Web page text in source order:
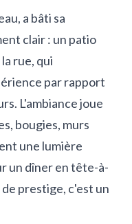
a bâti sa
clair : un patio
rue, qui
par rapport
L'ambiance joue
bougies, murs
une lumière
un dîner en tête-à-
prestige, c'est un